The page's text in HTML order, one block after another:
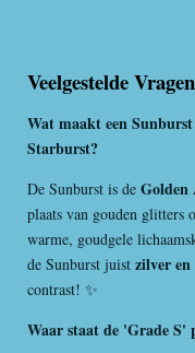
Veelgestelde
Wat maakt een
Starburst?
De Sunburst is de Golden
plaats van gouden glitters
warme, goudgele
de Sunburst juist zilver
contrast! ✨
Waar staat de 'Grade S'